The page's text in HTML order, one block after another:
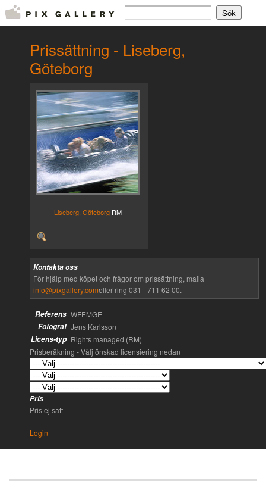
Prissättning - Liseberg,
Göteborg
Liseberg, Göteborg RM
Kontakta oss
För hjälp med köpet och frågor om prissättning, maila
info@pixgallery.comeller ring 031 - 711 62 00.
Referens WFEMGE
Fotograf Jens Karlsson
Licens-typ Rights managed (RM)
Prisberäkning - Välj önskad licensiering nedan
Pris
Pris ej satt
Login